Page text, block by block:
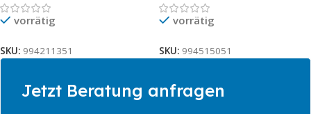
vorrätig
SKU: 994211351
vorrätig
SKU: 994515051
Jetzt Beratung anfragen